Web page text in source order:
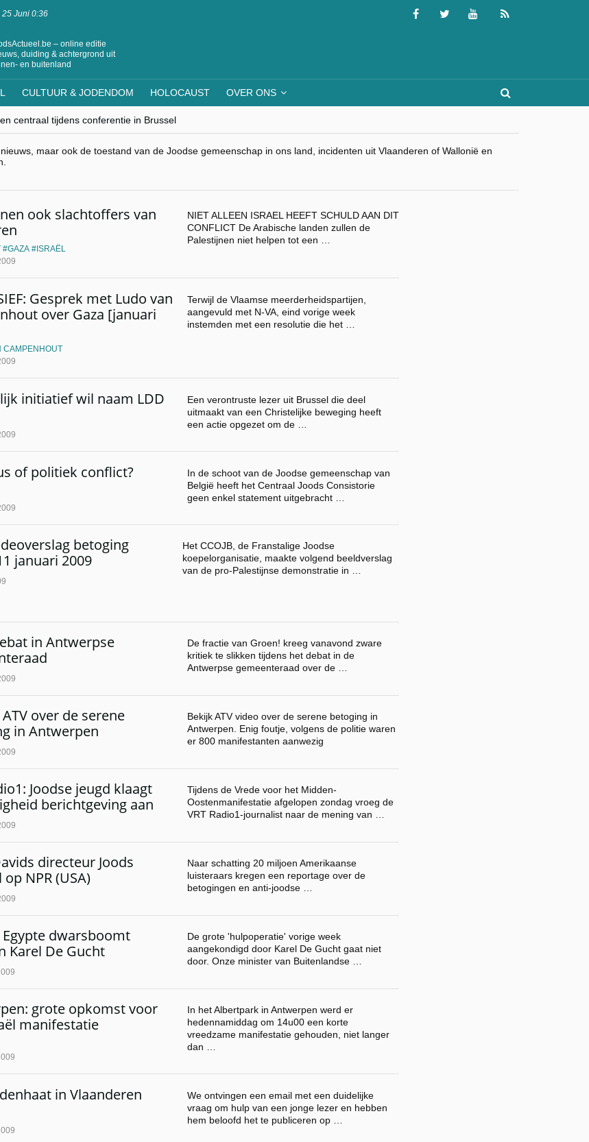
Juni 0:36
– online editie
duiding & achtergrond uit
en buitenland
CULTUUR & JODENDOM HOLOCAUST OVER ONS
centraal tijdens conferentie in Brussel
minderheden begrijpt”, Jinnih Beels (Vooruit)
van Oost-Europa
met Mishpacha voor kosher travel en simchas wereldwijd
maar ook de toestand van de Joodse gemeenschap in ons land, incidenten uit Vlaanderen of Wallonië en
ook slachtoffers van
GAZA ISRAËL
NIET ALLEEN ISRAEL HEEFT SCHULD AAN DIT
CONFLICT De Arabische landen zullen de
Palestijnen niet helpen tot een …
Gesprek met Ludo van
over Gaza [januari
CAMPENHOUT
Terwijl de Vlaamse meerderheidspartijen,
aangevuld met N-VA, eind vorige week
instemden met een resolutie die het …
initiatief wil naam LDD
Een verontruste lezer uit Brussel die deel
uitmaakt van een Christelijke beweging heeft
een actie opgezet om de …
of politiek conflict?
In de schoot van de Joodse gemeenschap van
België heeft het Centraal Joods Consistorie
geen enkel statement uitgebracht …
betoging
januari 2009
Het CCOJB, de Franstalige Joodse
koepelorganisatie, maakte volgend beeldverslag
van de pro-Palestijnse demonstratie in …
in Antwerpse
De fractie van Groen! kreeg vanavond zware
kritiek te slikken tijdens het debat in de
Antwerpse gemeenteraad over de …
ATV over de serene
in Antwerpen
Bekijk ATV video over de serene betoging in
Antwerpen. Enig foutje, volgens de politie waren
er 800 manifestanten aanwezig
Joodse jeugd klaagt
berichtgeving aan
Tijdens de Vrede voor het Midden-
Oostenmanifestatie afgelopen zondag vroeg de
VRT Radio1-journalist naar de mening van …
directeur Joods
NPR (USA)
Naar schatting 20 miljoen Amerikaanse
luisteraars kregen een reportage over de
betogingen en anti-joodse …
Egypte dwarsboomt
Karel De Gucht
De grote 'hulpoperatie' vorige week
aangekondigd door Karel De Gucht gaat niet
door. Onze minister van Buitenlandse …
grote opkomst voor
manifestatie
In het Albertpark in Antwerpen werd er
hedennamiddag om 14u00 een korte
vreedzame manifestatie gehouden, niet langer
dan …
in Vlaanderen
We ontvingen een email met een duidelijke
vraag om hulp van een jonge lezer en hebben
hem beloofd het te publiceren op …